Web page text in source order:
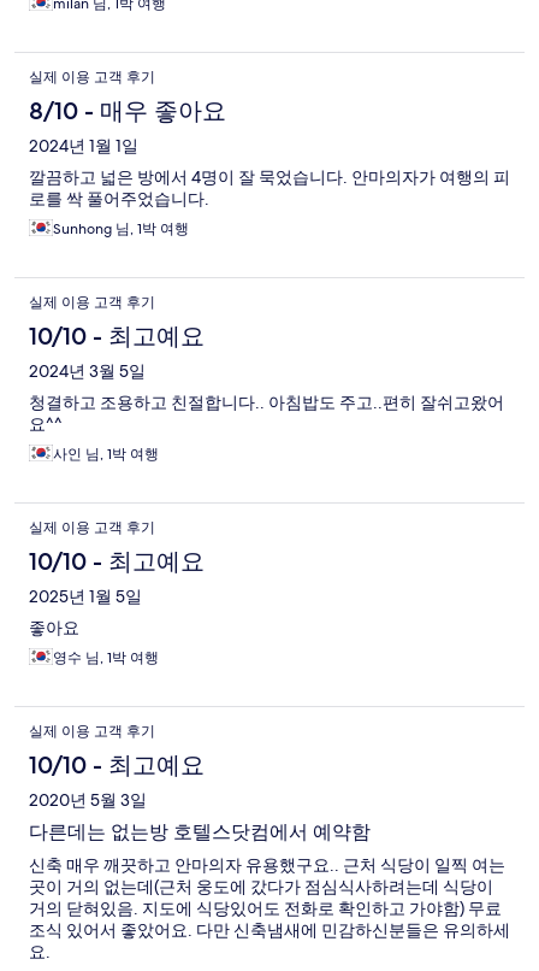
milan 님, 1박 여행
실제 이용 고객 후기
8/10 - 매우 좋아요
2024년 1월 1일
깔끔하고 넓은 방에서 4명이 잘 묵었습니다. 안마의자가 여행의 피
로를 싹 풀어주었습니다.
Sunhong 님, 1박 여행
실제 이용 고객 후기
10/10 - 최고예요
2024년 3월 5일
청결하고 조용하고 친절합니다.. 아침밥도 주고..편히 잘쉬고왔어
요^^
사인 님, 1박 여행
실제 이용 고객 후기
10/10 - 최고예요
2025년 1월 5일
좋아요
영수 님, 1박 여행
실제 이용 고객 후기
10/10 - 최고예요
2020년 5월 3일
다른데는 없는방 호텔스닷컴에서 예약함
신축 매우 깨끗하고 안마의자 유용했구요.. 근처 식당이 일찍 여는
곳이 거의 없는데(근처 웅도에 갔다가 점심식사하려는데 식당이
거의 닫혀있음. 지도에 식당있어도 전화로 확인하고 가야함) 무료
조식 있어서 좋았어요. 다만 신축냄새에 민감하신분들은 유의하세
요.